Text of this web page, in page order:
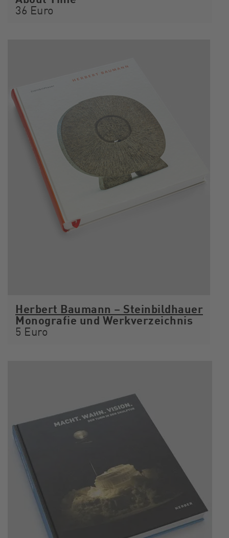
36 Euro
Herbert Baumann – Steinbildhauer
Monografie und Werkverzeichnis
5 Euro